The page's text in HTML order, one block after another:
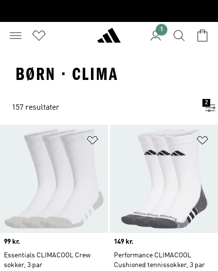
1
BØRN · CLIMA
157 resultater
2
Føj til ønskeliste
Price
99 kr.
Essentials CLIMACOOL Crew
sokker, 3 par
Price
149 kr.
Performance CLIMACOOL
Cushioned tennissokker, 3 par